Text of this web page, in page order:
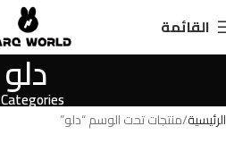
القائمة
دلو
Categories
الرئيسية منتجات تحت الوسم “دلو”